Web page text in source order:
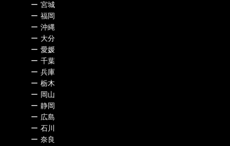
ー 宮城
ー 福岡
ー 沖縄
ー 大分
ー 愛媛
ー 千葉
ー 兵庫
ー 栃木
ー 岡山
ー 静岡
ー 広島
ー 石川
ー 奈良